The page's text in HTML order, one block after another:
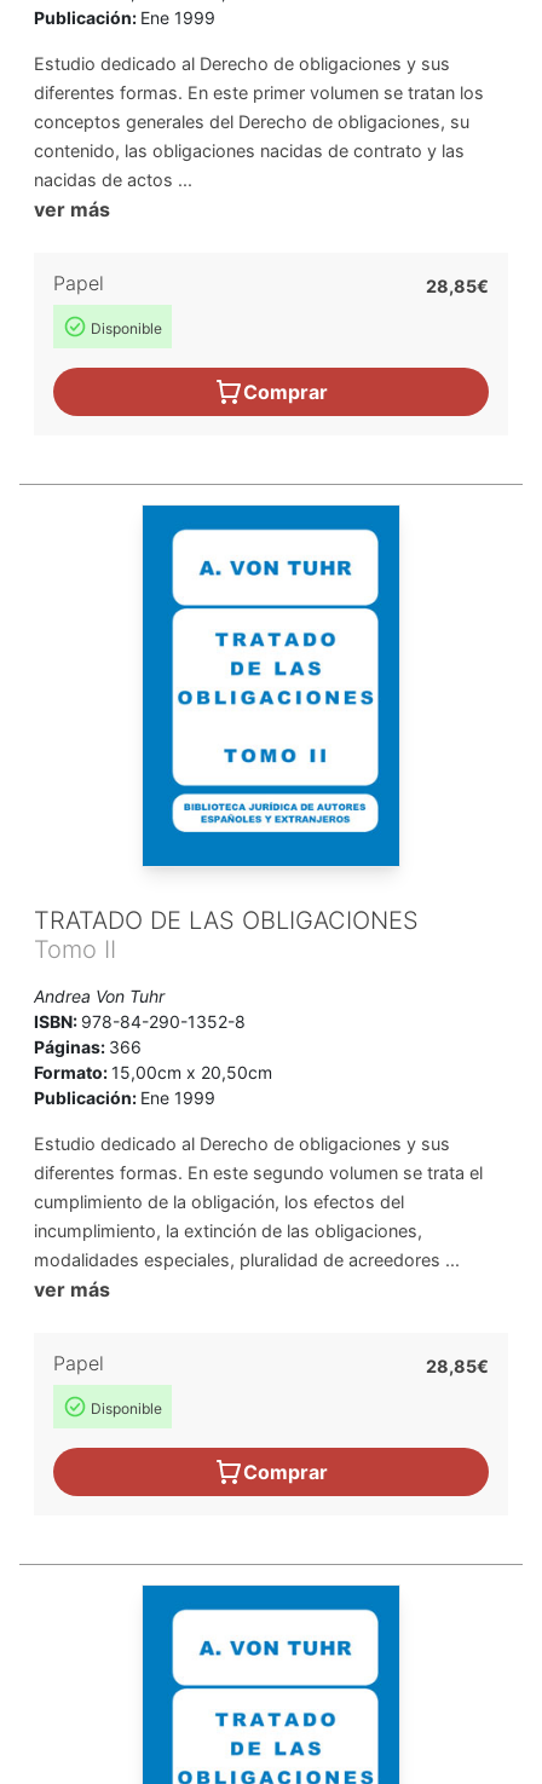
Publicación: Ene 1999
Estudio dedicado al Derecho de obligaciones y sus
diferentes formas. En este primer volumen se tratan los
conceptos generales del Derecho de obligaciones, su
contenido, las obligaciones nacidas de contrato y las
nacidas de actos ...
ver más
Papel
Disponible
28,85€
Comprar
TRATADO DE LAS OBLIGACIONES
Tomo II
Andrea Von Tuhr
ISBN: 978-84-290-1352-8
Páginas: 366
Formato:15,00cm x 20,50cm
Publicación: Ene 1999
Estudio dedicado al Derecho de obligaciones y sus
diferentes formas. En este segundo volumen se trata el
cumplimiento de la obligación, los efectos del
incumplimiento, la extinción de las obligaciones,
modalidades especiales, pluralidad de acreedores ...
ver más
Papel
Disponible
28,85€
Comprar